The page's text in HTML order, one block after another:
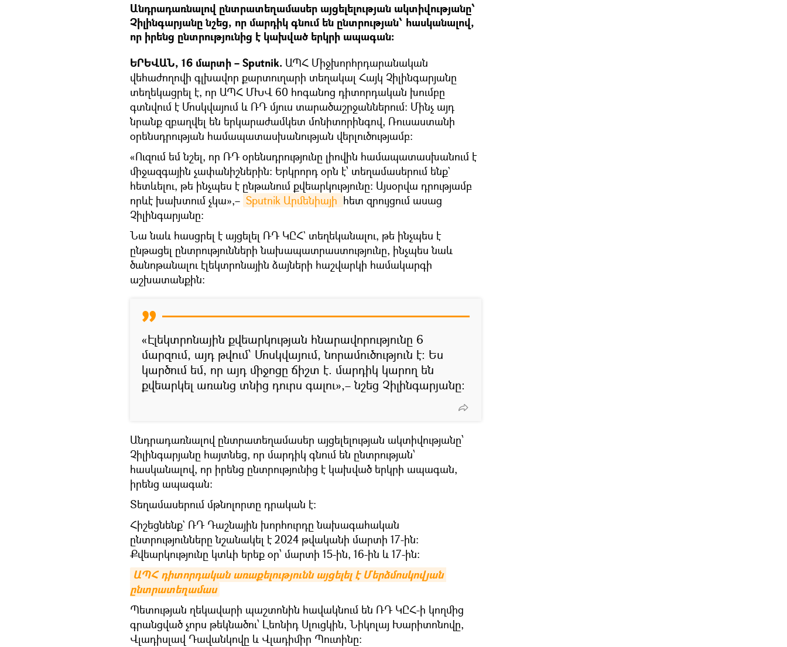
Անդրադառնալով ընտրատեղամասեր այցելելության ակտիվությանը՝
Չիլինգարյանը նշեց, որ մարդիկ գնում են ընտրության՝ հասկանալով,
որ իրենց ընտրությունից է կախված երկրի ապագան։
ԵՐԵՎԱՆ, 16 մարտի – Sputnik. ԱՊՀ Միջխորհրդարանական
վեհաժողովի գլխավոր քարտուղարի տեղակալ Հայկ Չիլինգարյանը
տեղեկացրել է, որ ԱՊՀ ՄԽՎ 60 հոգանոց դիտորդական խումբը
գտնվում է Մոսկվայում և ՌԴ մյուս տարածաշրջաններում: Մինչ այդ
նրանք զբաղվել են երկարաժամկետ մոնիտորինգով, Ռուսաստանի
օրենսդրության համապատասխանության վերլուծությամբ։
«Ուզում եմ նշել, որ ՌԴ օրենսդրությունը լիովին համապատասխանում է
միջազգային չափանիշներին։ Երկրորդ օրն է՝ տեղամասերում ենք`
հետևելու, թե ինչպես է ընթանում քվեարկությունը։ Այսօրվա դրությամբ
որևէ խախտում չկա»,– Sputnik Արմենիայի հետ զրույցում ասաց
Չիլինգարյանը։
Նա նաև հասցրել է այցելել ՌԴ ԿԸՀ` տեղեկանալու, թե ինչպես է
ընթացել ընտրությունների նախապատրաստությունը, ինչպես նաև
ծանոթանալու էլեկտրոնային ձայների հաշվարկի համակարգի
աշխատանքին:
«Էլեկտրոնային քվեարկության հնարավորությունը 6
մարզում, այդ թվում՝ Մոսկվայում, նորամուծություն է։ Ես
կարծում եմ, որ այդ միջոցը ճիշտ է. մարդիկ կարող են
քվեարկել առանց տնից դուրս գալու»,– նշեց Չիլինգարյանը։
Անդրադառնալով ընտրատեղամասեր այցելելության ակտիվությանը՝
Չիլինգարյանը հայտնեց, որ մարդիկ գնում են ընտրության՝
հասկանալով, որ իրենց ընտրությունից է կախված երկրի ապագան,
իրենց ապագան:
Տեղամասերում մթնոլորտը դրական է։
Հիշեցնենք` ՌԴ Դաշնային խորհուրդը նախագահական
ընտրությունները նշանակել է 2024 թվականի մարտի 17-ին:
Քվեարկությունը կտևի երեք օր՝ մարտի 15-ին, 16-ին և 17-ին:
ԱՊՀ դիտորդական առաքելությունն այցելել է Մերձմոսկովյան
ընտրատեղամաս
Պետության ղեկավարի պաշտոնին հավակնում են ՌԴ ԿԸՀ-ի կողմից
գրանցված չորս թեկնածու՝ Լեոնիդ Սլուցկին, Նիկոլայ Խարիտոնովը,
Վլադիսլավ Դավանկովը և Վլադիմիր Պուտինը: